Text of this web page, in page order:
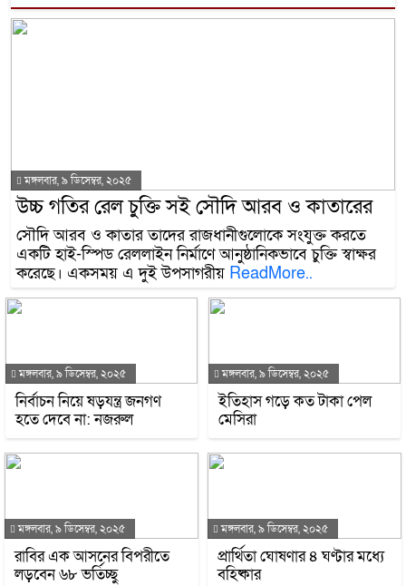
মঙ্গলবার, ৯ ডিসেম্বর, ২০২৫
উচ্চ গতির রেল চুক্তি সই সৌদি আরব ও কাতারের
সৌদি আরব ও কাতার তাদের রাজধানীগুলোকে সংযুক্ত করতে
একটি হাই-স্পিড রেললাইন নির্মাণে আনুষ্ঠানিকভাবে চুক্তি স্বাক্ষর
করেছে। একসময় এ দুই উপসাগরীয় ReadMore..
মঙ্গলবার, ৯ ডিসেম্বর, ২০২৫
নির্বাচন নিয়ে ষড়যন্ত্র জনগণ
হতে দেবে না: নজরুল
মঙ্গলবার, ৯ ডিসেম্বর, ২০২৫
ইতিহাস গড়ে কত টাকা পেল
মেসিরা
মঙ্গলবার, ৯ ডিসেম্বর, ২০২৫
রাবির এক আসনের বিপরীতে
লড়বেন ৬৮ ভর্তিচ্ছু
মঙ্গলবার, ৯ ডিসেম্বর, ২০২৫
প্রার্থিতা ঘোষণার ৪ ঘণ্টার মধ্যে
বহিষ্কার